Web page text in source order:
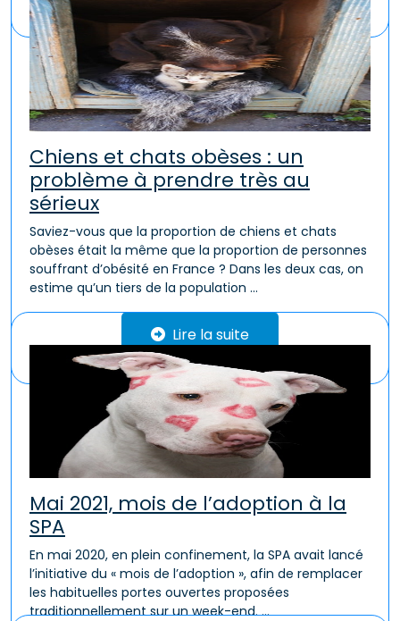
Chiens et chats obèses : un
problème à prendre très au
sérieux
Saviez-vous que la proportion de chiens et chats
obèses était la même que la proportion de personnes
souffrant d’obésité en France ? Dans les deux cas, on
estime qu’un tiers de la population ...
Lire la suite
Mai 2021, mois de l’adoption à la
SPA
En mai 2020, en plein confinement, la SPA avait lancé
l’initiative du « mois de l’adoption », afin de remplacer
les habituelles portes ouvertes proposées
traditionnellement sur un week-end. ...